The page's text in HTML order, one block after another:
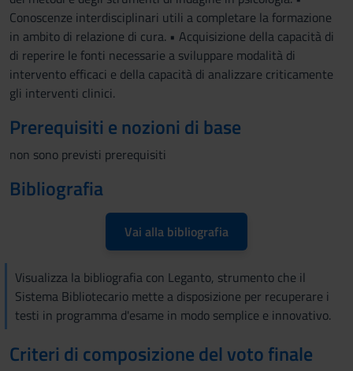
Conoscenze interdisciplinari utili a completare la formazione
in ambito di relazione di cura. • Acquisizione della capacità di
di reperire le fonti necessarie a sviluppare modalità di
intervento efficaci e della capacità di analizzare criticamente
gli interventi clinici.
Prerequisiti e nozioni di base
non sono previsti prerequisiti
Bibliografia
Vai alla bibliografia
Visualizza la bibliografia con Leganto, strumento che il
Sistema Bibliotecario mette a disposizione per recuperare i
testi in programma d'esame in modo semplice e innovativo.
Criteri di composizione del voto finale